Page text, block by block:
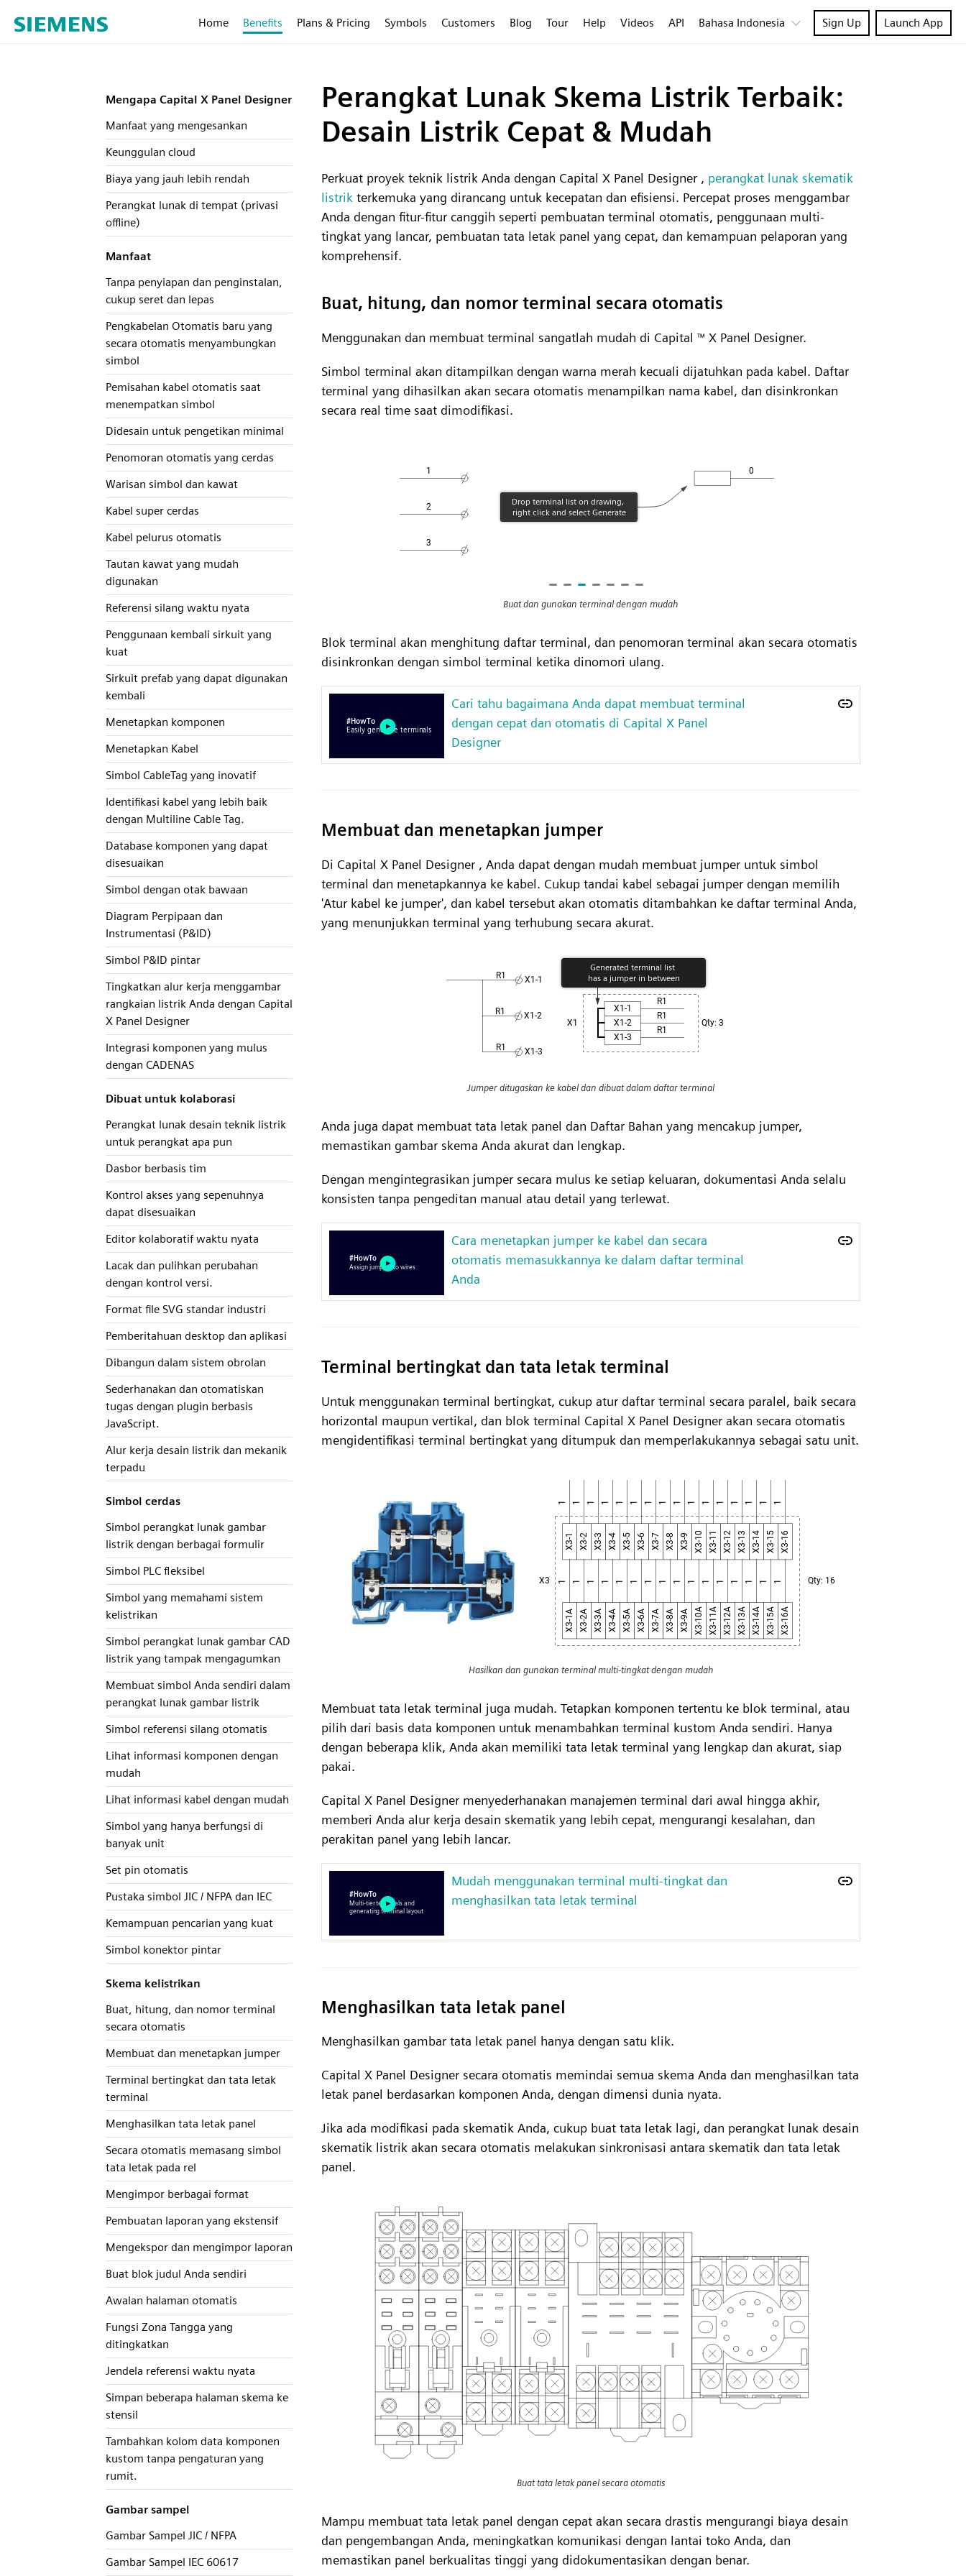
Home Benefits Plans & Pricing Symbols Customers Blog Tour Help Videos API Bahasa Indonesia Sign Up Launch App
Mengapa Capital X Panel Designer
Manfaat yang mengesankan
Keunggulan cloud
Biaya yang jauh lebih rendah
Perangkat lunak di tempat (privasi
offline)
Manfaat
Tanpa penyiapan dan penginstalan,
cukup seret dan lepas
Pengkabelan Otomatis baru yang
secara otomatis menyambungkan
simbol
Pemisahan kabel otomatis saat
menempatkan simbol
Didesain untuk pengetikan minimal
Penomoran otomatis yang cerdas
Warisan simbol dan kawat
Kabel super cerdas
Kabel pelurus otomatis
Tautan kawat yang mudah
digunakan
Referensi silang waktu nyata
Penggunaan kembali sirkuit yang
kuat
Sirkuit prefab yang dapat digunakan
kembali
Menetapkan komponen
Menetapkan Kabel
Simbol CableTag yang inovatif
Identifikasi kabel yang lebih baik
dengan Multiline Cable Tag.
Database komponen yang dapat
disesuaikan
Simbol dengan otak bawaan
Diagram Perpipaan dan
Instrumentasi (P&ID)
Simbol P&ID pintar
Tingkatkan alur kerja menggambar
rangkaian listrik Anda dengan Capital
X Panel Designer
Integrasi komponen yang mulus
dengan CADENAS
Dibuat untuk kolaborasi
Perangkat lunak desain teknik listrik
untuk perangkat apa pun
Dasbor berbasis tim
Kontrol akses yang sepenuhnya
dapat disesuaikan
Editor kolaboratif waktu nyata
Lacak dan pulihkan perubahan
dengan kontrol versi.
Format file SVG standar industri
Pemberitahuan desktop dan aplikasi
Dibangun dalam sistem obrolan
Sederhanakan dan otomatiskan
tugas dengan plugin berbasis
JavaScript.
Alur kerja desain listrik dan mekanik
terpadu
Simbol cerdas
Simbol perangkat lunak gambar
listrik dengan berbagai formulir
Simbol PLC fleksibel
Simbol yang memahami sistem
kelistrikan
Simbol perangkat lunak gambar CAD
listrik yang tampak mengagumkan
Membuat simbol Anda sendiri dalam
perangkat lunak gambar listrik
Simbol referensi silang otomatis
Lihat informasi komponen dengan
mudah
Lihat informasi kabel dengan mudah
Simbol yang hanya berfungsi di
banyak unit
Set pin otomatis
Pustaka simbol JIC / NFPA dan IEC
Kemampuan pencarian yang kuat
Simbol konektor pintar
Skema kelistrikan
Buat, hitung, dan nomor terminal
secara otomatis
Membuat dan menetapkan jumper
Terminal bertingkat dan tata letak
terminal
Menghasilkan tata letak panel
Secara otomatis memasang simbol
tata letak pada rel
Mengimpor berbagai format
Pembuatan laporan yang ekstensif
Mengekspor dan mengimpor laporan
Buat blok judul Anda sendiri
Awalan halaman otomatis
Fungsi Zona Tangga yang
ditingkatkan
Jendela referensi waktu nyata
Simpan beberapa halaman skema ke
stensil
Tambahkan kolom data komponen
kustom tanpa pengaturan yang
rumit.
Gambar sampel
Gambar Sampel JIC / NFPA
Gambar Sampel IEC 60617
Perangkat Lunak Skema Listrik Terbaik:
Desain Listrik Cepat & Mudah
Perkuat proyek teknik listrik Anda dengan Capital X Panel Designer , perangkat lunak skematik
listrik terkemuka yang dirancang untuk kecepatan dan efisiensi. Percepat proses menggambar
Anda dengan fitur-fitur canggih seperti pembuatan terminal otomatis, penggunaan multi-
tingkat yang lancar, pembuatan tata letak panel yang cepat, dan kemampuan pelaporan yang
komprehensif.
Buat, hitung, dan nomor terminal secara otomatis
Menggunakan dan membuat terminal sangatlah mudah di Capital ™ X Panel Designer.
Simbol terminal akan ditampilkan dengan warna merah kecuali dijatuhkan pada kabel. Daftar
terminal yang dihasilkan akan secara otomatis menampilkan nama kabel, dan disinkronkan
secara real time saat dimodifikasi.
Buat dan gunakan terminal dengan mudah
Blok terminal akan menghitung daftar terminal, dan penomoran terminal akan secara otomatis
disinkronkan dengan simbol terminal ketika dinomori ulang.
Cari tahu bagaimana Anda dapat membuat terminal
dengan cepat dan otomatis di Capital X Panel
Designer
Membuat dan menetapkan jumper
Di Capital X Panel Designer , Anda dapat dengan mudah membuat jumper untuk simbol
terminal dan menetapkannya ke kabel. Cukup tandai kabel sebagai jumper dengan memilih
'Atur kabel ke jumper', dan kabel tersebut akan otomatis ditambahkan ke daftar terminal Anda,
yang menunjukkan terminal yang terhubung secara akurat.
Jumper ditugaskan ke kabel dan dibuat dalam daftar terminal
Anda juga dapat membuat tata letak panel dan Daftar Bahan yang mencakup jumper,
memastikan gambar skema Anda akurat dan lengkap.
Dengan mengintegrasikan jumper secara mulus ke setiap keluaran, dokumentasi Anda selalu
konsisten tanpa pengeditan manual atau detail yang terlewat.
Cara menetapkan jumper ke kabel dan secara
otomatis memasukkannya ke dalam daftar terminal
Anda
Terminal bertingkat dan tata letak terminal
Untuk menggunakan terminal bertingkat, cukup atur daftar terminal secara paralel, baik secara
horizontal maupun vertikal, dan blok terminal Capital X Panel Designer akan secara otomatis
mengidentifikasi terminal bertingkat yang ditumpuk dan memperlakukannya sebagai satu unit.
Hasilkan dan gunakan terminal multi-tingkat dengan mudah
Membuat tata letak terminal juga mudah. Tetapkan komponen tertentu ke blok terminal, atau
pilih dari basis data komponen untuk menambahkan terminal kustom Anda sendiri. Hanya
dengan beberapa klik, Anda akan memiliki tata letak terminal yang lengkap dan akurat, siap
pakai.
Capital X Panel Designer menyederhanakan manajemen terminal dari awal hingga akhir,
memberi Anda alur kerja desain skematik yang lebih cepat, mengurangi kesalahan, dan
perakitan panel yang lebih lancar.
Mudah menggunakan terminal multi-tingkat dan
menghasilkan tata letak terminal
Menghasilkan tata letak panel
Menghasilkan gambar tata letak panel hanya dengan satu klik.
Capital X Panel Designer secara otomatis memindai semua skema Anda dan menghasilkan tata
letak panel berdasarkan komponen Anda, dengan dimensi dunia nyata.
Jika ada modifikasi pada skematik Anda, cukup buat tata letak lagi, dan perangkat lunak desain
skematik listrik akan secara otomatis melakukan sinkronisasi antara skematik dan tata letak
panel.
Buat tata letak panel secara otomatis
Mampu membuat tata letak panel dengan cepat akan secara drastis mengurangi biaya desain
dan pengembangan Anda, meningkatkan komunikasi dengan lantai toko Anda, dan
memastikan panel berkualitas tinggi yang didokumentasikan dengan benar.